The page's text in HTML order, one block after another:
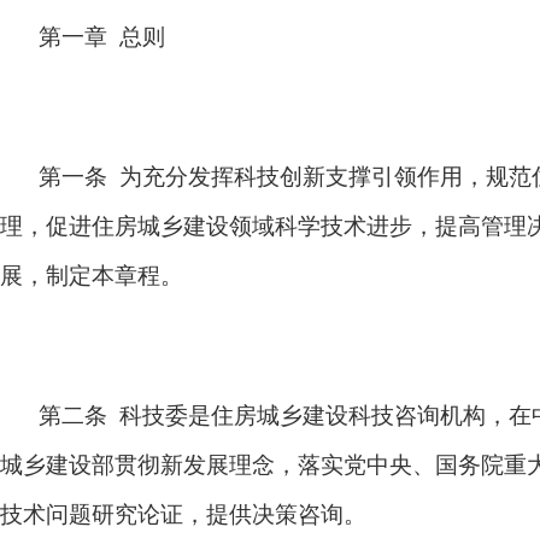
第一章 总则
第一条 为充分发挥科技创新支撑引领作用，规
理，促进住房城乡建设领域科学技术进步，提高管
展，制定本章程。
第二条 科技委是住房城乡建设科技咨询机构，
城乡建设部贯彻新发展理念，落实党中央、国务院
技术问题研究论证，提供决策咨询。